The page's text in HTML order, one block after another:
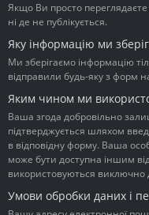
Якщо Ви просто переглядаєте
ні де не публікується.
Яку інформацію ми
Ми зберігаємо інформацію
відправили будь-яку з форм
Яким чином ми
Ваша згода добровільно
підтверджується шляхом
в відповідну форму. Ваша
може бути доступна іншим
використовуються виключно
Умови обробки даних і